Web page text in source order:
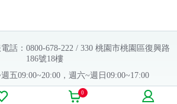
話：0800-678-222 / 330 桃園市桃園區復興路
186號18樓
五09:00~20:00，週六~週日09:00~17:00
大樹連鎖藥局. All Rights Reserved.
0